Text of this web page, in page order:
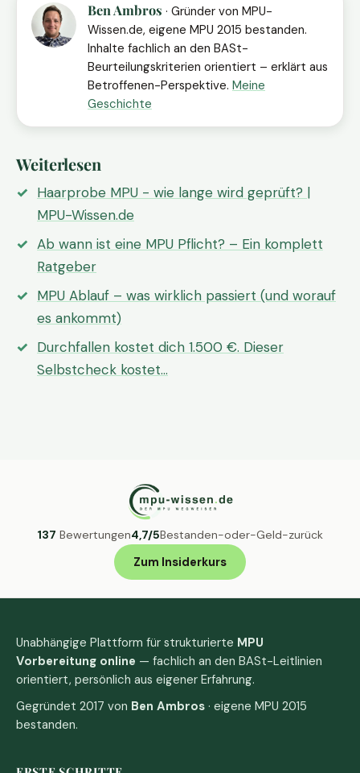
Ben Ambros · Gründer von MPU-
Wissen.de, eigene MPU 2015 bestanden.
Inhalte fachlich an den BASt-
Beurteilungskriterien orientiert – erklärt aus
Betroffenen-Perspektive. Meine
Geschichte
Weiterlesen
Haarprobe MPU - wie lange wird geprüft? |
MPU-Wissen.de
Ab wann ist eine MPU Pflicht? – Ein komplett
Ratgeber
MPU Ablauf – was wirklich passiert (und worauf
es ankommt)
Durchfallen kostet dich 1.500 €. Dieser
Selbstcheck kostet…
137 Bewertungen4,7/5Bestanden-oder-Geld-zurück
Zum Insiderkurs
Unabhängige Plattform für strukturierte MPU
Vorbereitung online — fachlich an den BASt-Leitlinien
orientiert, persönlich aus eigener Erfahrung.
Gegründet 2017 von Ben Ambros · eigene MPU 2015
bestanden.